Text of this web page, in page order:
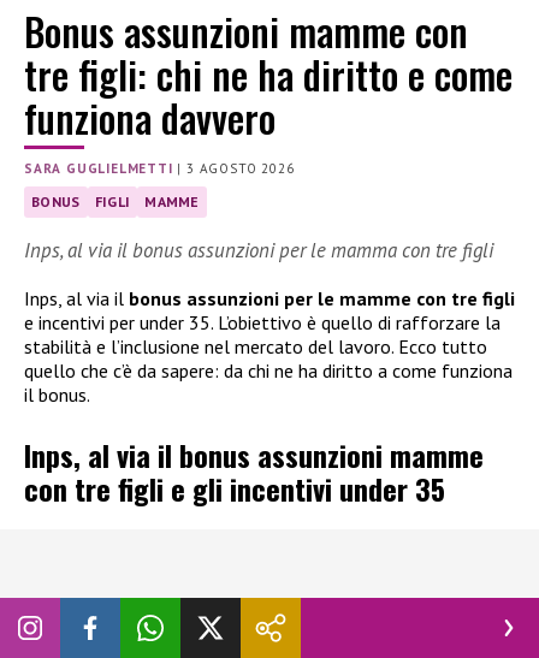
Bonus assunzioni mamme con
tre figli: chi ne ha diritto e come
funziona davvero
SARA GUGLIELMETTI |3 AGOSTO 2026
BONUS FIGLI MAMME
Inps, al via il bonus assunzioni per le mamma con tre figli
Inps, al via il bonus assunzioni per le mamme con tre figli
e incentivi per under 35. L’obiettivo è quello di rafforzare la
stabilità e l’inclusione nel mercato del lavoro. Ecco tutto
quello che c’è da sapere: da chi ne ha diritto a come funziona
il bonus.
Inps, al via il bonus assunzioni mamme
con tre figli e gli incentivi under 35